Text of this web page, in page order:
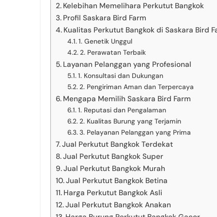
Kelebihan Memelihara Perkutut Bangkok
Profil Saskara Bird Farm
Kualitas Perkutut Bangkok di Saskara Bird
1. Genetik Unggul
2. Perawatan Terbaik
Layanan Pelanggan yang Profesional
1. Konsultasi dan Dukungan
2. Pengiriman Aman dan Terpercaya
Mengapa Memilih Saskara Bird Farm
1. Reputasi dan Pengalaman
2. Kualitas Burung yang Terjamin
3. Pelayanan Pelanggan yang Prima
Jual Perkutut Bangkok Terdekat
Jual Perkutut Bangkok Super
Jual Perkutut Bangkok Murah
Jual Perkutut Bangkok Betina
Harga Perkutut Bangkok Asli
Jual Perkutut Bangkok Anakan